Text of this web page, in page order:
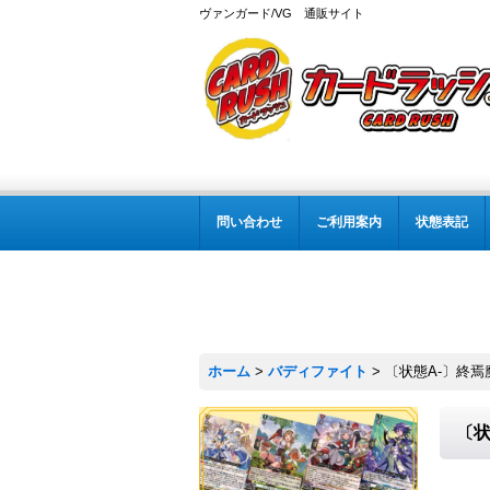
ヴァンガード/VG 通販サイト
問い合わせ ご利用案内 状態表記
ホーム > バディファイト > 〔状態A-〕終
〔